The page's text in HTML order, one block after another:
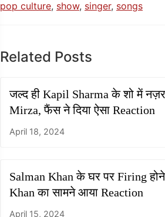
pop culture, show, singer, songs
Related Posts
जल्द ही Kapil Sharma के शो में
Mirza, फैंस ने दिया ऐसा Reaction
April 18, 2024
Salman Khan के घर पर Firing होने
Khan का सामने आया Reaction
April 15, 2024